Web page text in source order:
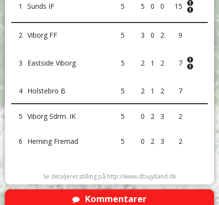
1 Sunds IF 5 5 0 0 15
2 Viborg FF 5 3 0 2 9
3 Eastside Viborg 5 2 1 2 7
4 Holstebro B 5 2 1 2 7
5 Viborg Sdrm. IK 5 0 2 3 2
6 Herning Fremad 5 0 2 3 2
Se detaljeret stilling på http://www.dbujylland.dk
Kommentarer